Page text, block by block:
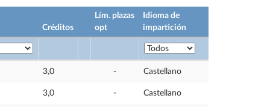
Créditos
Lím. plazas
opt
Idioma de
impartición
3,0 - Castellano
3,0 - Castellano